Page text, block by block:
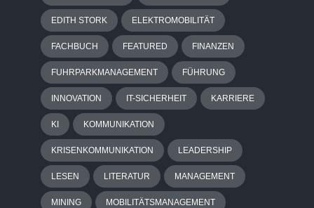
EDITH STORK ELEKTROMOBILITÄT
FACHBUCH FEATURED FINANZEN
FUHRPARKMANAGEMENT FÜHRUNG
INNOVATION IT-SICHERHEIT KARRIERE
KI KOMMUNIKATION
KRISENKOMMUNIKATION LEADERSHIP
LESEN LITERATUR MANAGEMENT
MINING MOBILITÄTSMANAGEMENT